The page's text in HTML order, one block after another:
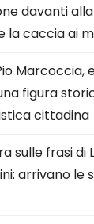
davanti
la caccia ai
Marcoccia,
figura
cittadina
sulle frasi di
arrivano le